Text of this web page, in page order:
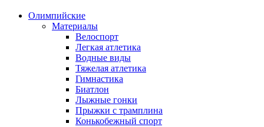
Олимпийские
Материалы
Велоспорт
Легкая атлетика
Водные виды
Тяжелая атлетика
Гимнастика
Биатлон
Лыжные гонки
Прыжки с трамплина
Конькобежный спорт